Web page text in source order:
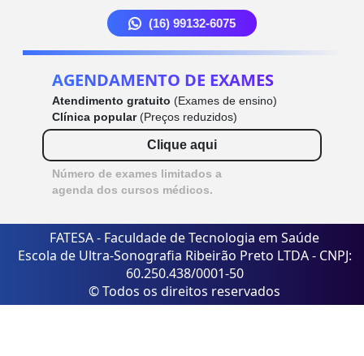
(16) 99132-6075
AGENDAMENTO DE EXAMES
Atendimento gratuito (Exames de ensino)
Clínica popular(Preços reduzidos)
Clique aqui
Número de exames limitados a
agenda dos cursos médicos.
FATESA - Faculdade de Tecnologia em Saúde
Escola de Ultra-Sonografia Ribeirão Preto LTDA - CNPJ:
60.250.438/0001-50
© Todos os direitos reservados